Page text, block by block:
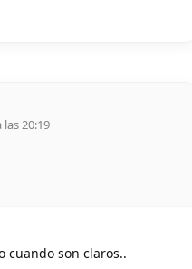
20:19
cuando son claros..